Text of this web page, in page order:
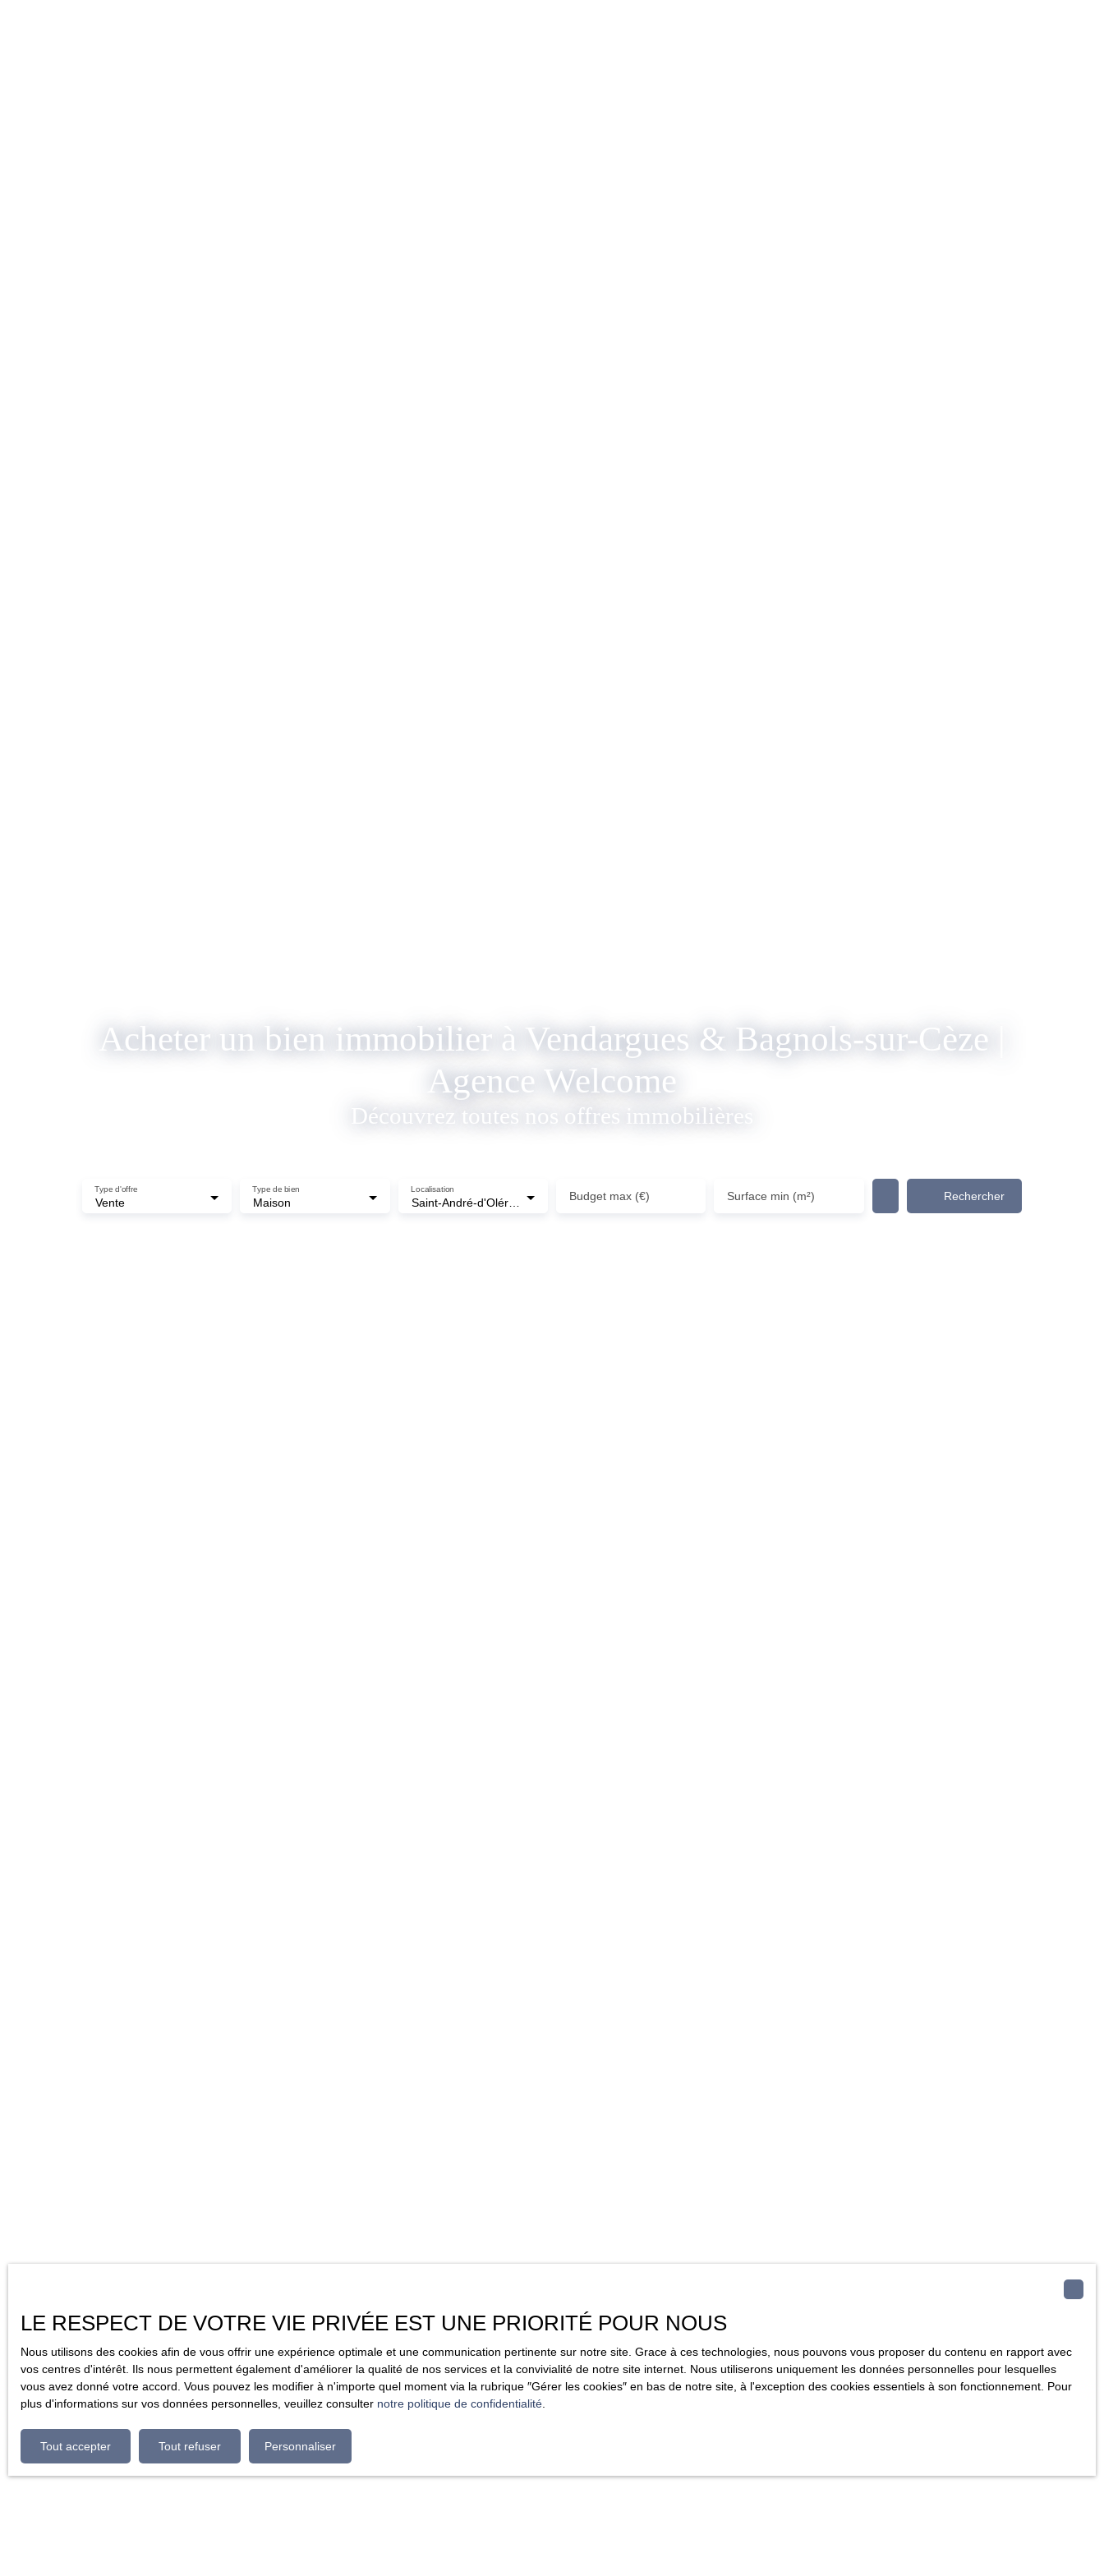
Acheter un bien immobilier à Vendargues & Bagnols-sur-Cèze |
Agence Welcome
Découvrez toutes nos offres immobilières
Vente
Type d'offre
Maison
Type de bien
Saint-André-d'Olérargues (30330)
Localisation
Budget max (€) Surface min (m²) Rechercher
LE RESPECT DE VOTRE VIE PRIVÉE EST UNE PRIORITÉ POUR NOUS
Nous utilisons des cookies afin de vous offrir une expérience optimale et une communication pertinente sur notre site. Grace à ces technologies, nous pouvons vous proposer du contenu en rapport avec
vos centres d'intérêt. Ils nous permettent également d'améliorer la qualité de nos services et la convivialité de notre site internet. Nous utiliserons uniquement les données personnelles pour lesquelles
vous avez donné votre accord. Vous pouvez les modifier à n'importe quel moment via la rubrique ″Gérer les cookies″ en bas de notre site, à l'exception des cookies essentiels à son fonctionnement. Pour
plus d'informations sur vos données personnelles, veuillez consulter notre politique de confidentialité
Tout accepter Tout refuser Personnaliser